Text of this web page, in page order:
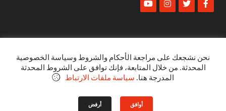
© أخبار الشرقكل الحقوق محفوظة ٢٠٢٣
البنود و الظروف
نحن نشجعك على مراجعة الأحكام والشروط وسياسة الخصوصية
المحدثة. من خلال المتابعة، فإنك توافق على الشروط المحدثة
المدرجة هنا. سياسة ملفات الارتباط
أوافق أرفض